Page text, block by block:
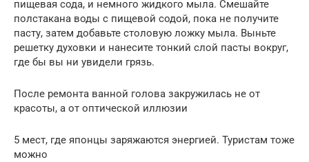
пищевая сода, и немного жидкого мыла. Смешайте
полстакана воды с пищевой содой, пока не получите
пасту, затем добавьте столовую ложку мыла. Выньте
решетку духовки и нанесите тонкий слой пасты вокруг,
где бы вы ни увидели грязь.
После ремонта ванной голова закружилась не от
красоты, а от оптической иллюзии
5 мест, где японцы заряжаются энергией. Туристам тоже
можно